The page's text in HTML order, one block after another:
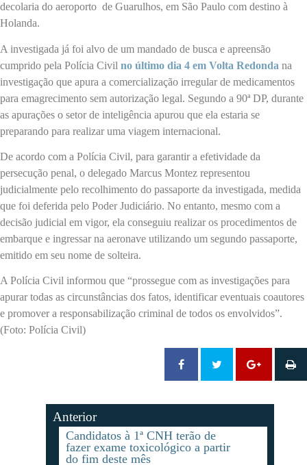
decolaria do aeroporto de Guarulhos, em São Paulo com destino à
Holanda.
A investigada já foi alvo de um mandado de busca e apreensão
cumprido pela Polícia Civil no último dia 4 em Volta Redonda na
investigação que apura a comercialização irregular de medicamentos
para emagrecimento sem autorização legal. Segundo a 90ª DP, durante
as apurações o setor de inteligência apurou que ela estaria se
preparando para realizar uma viagem internacional.
De acordo com a Polícia Civil, para garantir a efetividade da
persecução penal, o delegado Marcus Montez representou
judicialmente pelo recolhimento do passaporte da investigada, medida
que foi deferida pelo Poder Judiciário. No entanto, mesmo com a
decisão judicial em vigor, ela conseguiu realizar os procedimentos de
embarque e ingressar na aeronave utilizando um segundo passaporte,
emitido em seu nome de solteira.
A Polícia Civil informou que “prossegue com as investigações para
apurar todas as circunstâncias dos fatos, identificar eventuais coautores
e promover a responsabilização criminal de todos os envolvidos”.
(Foto: Polícia Civil)
Anterior
Candidatos à 1ª CNH terão de
fazer exame toxicológico a partir
do fim deste mês